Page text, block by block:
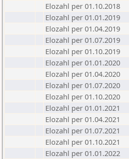
Elozahl per 01.10.2018
Elozahl per 01.01.2019
Elozahl per 01.04.2019
Elozahl per 01.07.2019
Elozahl per 01.10.2019
Elozahl per 01.01.2020
Elozahl per 01.04.2020
Elozahl per 01.07.2020
Elozahl per 01.10.2020
Elozahl per 01.01.2021
Elozahl per 01.04.2021
Elozahl per 01.07.2021
Elozahl per 01.10.2021
Elozahl per 01.01.2022